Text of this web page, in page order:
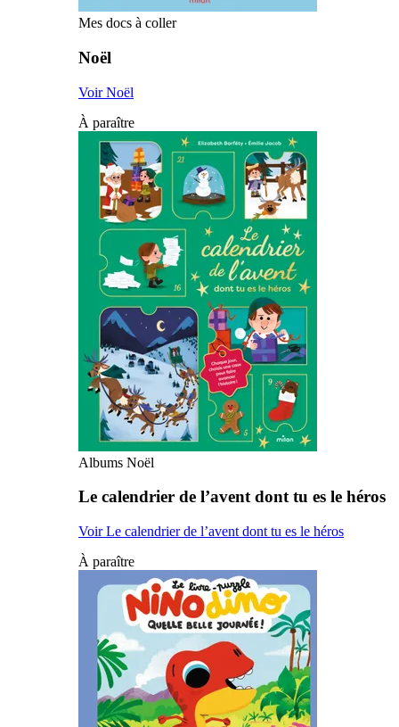
Mes docs à coller
Noël
Voir Noël
À paraître
Albums Noël
Le calendrier de l’avent dont tu es le héros
Voir Le calendrier de l’avent dont tu es le héros
À paraître